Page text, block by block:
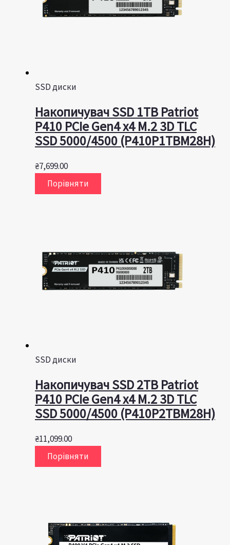
SSD диски
Накопичувач SSD 1TB Patriot
P410 PCIe Gen4 x4 M.2 3D TLC
SSD 5000/4500 (P410P1TBM28H)
₴7,699.00
Порівняти
SSD диски
Накопичувач SSD 2TB Patriot
P410 PCIe Gen4 x4 M.2 3D TLC
SSD 5000/4500 (P410P2TBM28H)
₴11,099.00
Порівняти